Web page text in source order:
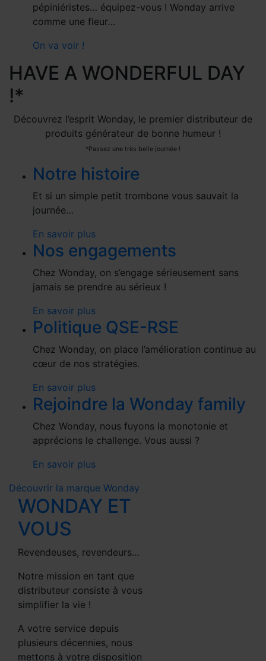
pépiniéristes… équipez-vous ! Wonday arrive
comme une fleur…
On va voir !
HAVE A WONDERFUL DAY
!*
Découvrez l’esprit Wonday, le premier distributeur de
produits générateur de bonne humeur !
*Passez une très belle journée !
Notre histoire
Et si un simple petit trombone vous sauvait la
journée…
En savoir plus
Nos engagements
Chez Wonday, on s’engage sérieusement sans
jamais se prendre au sérieux !
En savoir plus
Politique QSE-RSE
Chez Wonday, on place l’amélioration continue au
cœur de nos stratégies.
En savoir plus
Rejoindre la Wonday family
Chez Wonday, nous fuyons la monotonie et
apprécions le challenge. Vous aussi ?
En savoir plus
Découvrir la marque Wonday
WONDAY ET
VOUS
Revendeuses, revendeurs…
Notre mission en tant que
distributeur consiste à vous
simplifier la vie !
A votre service depuis
plusieurs décennies, nous
mettons à votre disposition